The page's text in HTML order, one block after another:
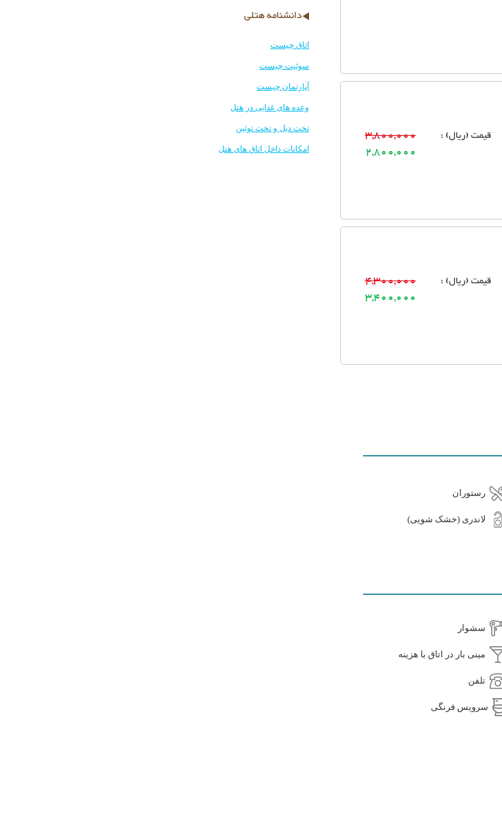
قیمت (ریال) :
3,800,000
2,800,000
قیمت (ریال) :
4,300,000
3,400,000
رستوران
لاندری (خشک شویی)
سشوار
مینی بار در اتاق با هزینه
تلفن
سرویس فرنگی
دانشنامه هتلی
اتاق چیست
سوئیت چیست
آپارتمان چیست
وعده های غذایی در هتل
تخت دبل و تخت توئین
امکانات داخل اتاق های هتل